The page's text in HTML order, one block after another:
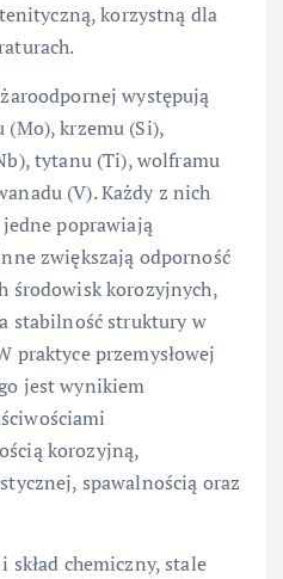
korzystną dla
występują
krzemu (Si),
tytanu (Ti), wolframu
(V). Każdy z nich
poprawiają
zwiększają odporność
środowisk korozyjnych,
stabilność struktury w
praktyce przemysłowej
jest wynikiem
korozyjną,
spawalnością oraz
chemiczny, stale